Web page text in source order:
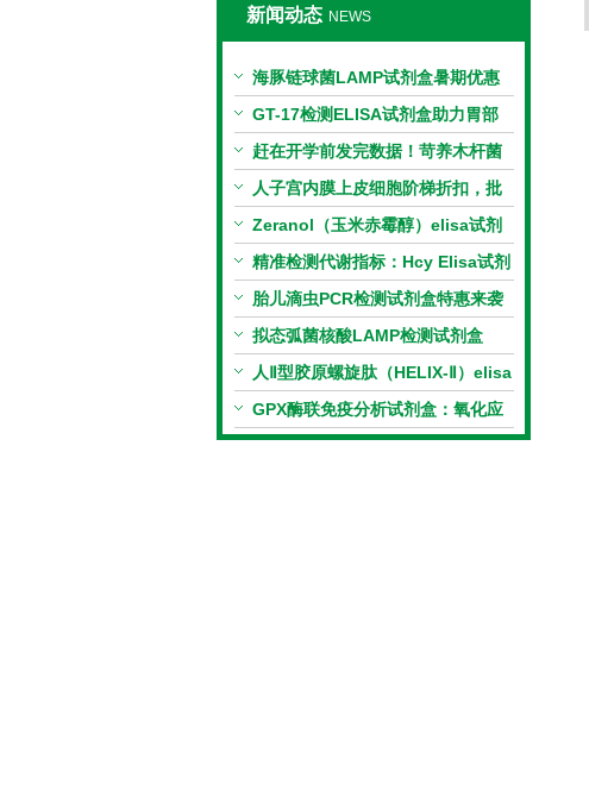
新闻动态 NEWS
海豚链球菌LAMP试剂盒暑期优惠
GT-17检测ELISA试剂盒助力胃部
相关指标样本定量研究
赶在开学前发完数据！苛养木杆菌
PCR检测试剂盒暑假优惠开启
人子宫内膜上皮细胞阶梯折扣，批
量更划算
Zeranol（玉米赤霉醇）elisa试剂
盒特惠
精准检测代谢指标：Hcy Elisa试剂
盒的科研应用与技术特点
胎儿滴虫PCR检测试剂盒特惠来袭
拟态弧菌核酸LAMP检测试剂盒
（恒温荧光法）新品上市优惠活动
人Ⅱ型胶原螺旋肽（HELIX-Ⅱ）elisa
试剂盒科研优惠活动开启
GPX酶联免疫分析试剂盒：氧化应
激研究精准检测工具